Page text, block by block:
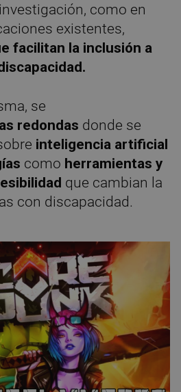
como en
existentes,
facilitan la inclusión a
se
redondas donde se
inteligencia artificial
como herramientas y
que cambian la
con discapacidad.